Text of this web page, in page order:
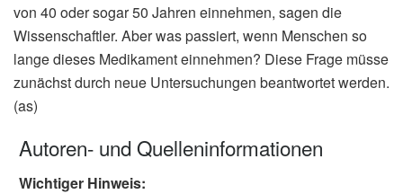
von 40 oder sogar 50 Jahren einnehmen, sagen die
Wissenschaftler. Aber was passiert, wenn Menschen so
lange dieses Medikament einnehmen? Diese Frage müsse
zunächst durch neue Untersuchungen beantwortet werden.
(as)
Autoren- und Quelleninformationen
Wichtiger Hinweis: